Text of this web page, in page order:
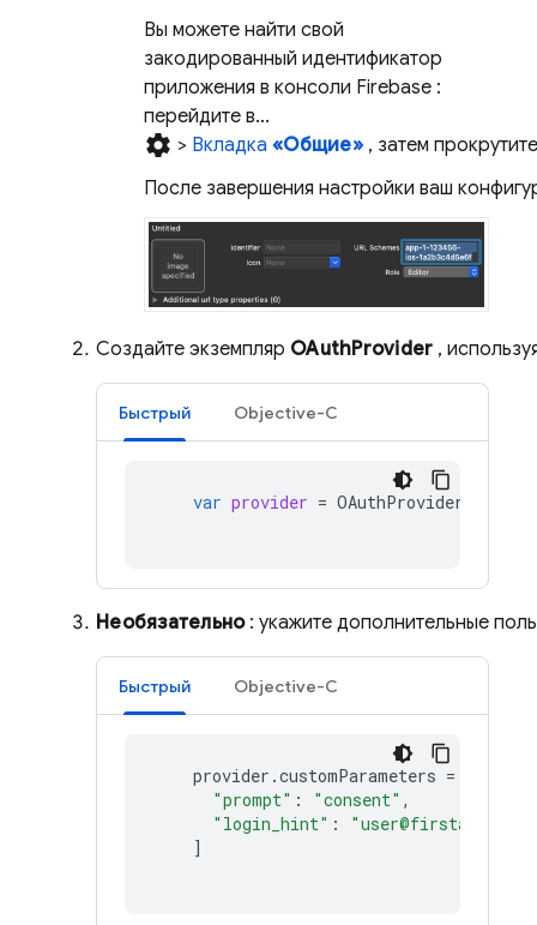
Вы можете найти свой
закодированный идентификатор
приложения в консоли Firebase :
перейдите в...
settings > Вкладка «Общие», затем
После завершения настройки ваш
Создайте экземпляр OAuthProvider ,
Быстрый Objective-C
var provider = OAuthProvider
Необязательно: укажите дополнительные
Быстрый Objective-C
provider .customParameters =
"prompt" : "consent" ,
"login_hint" :
]